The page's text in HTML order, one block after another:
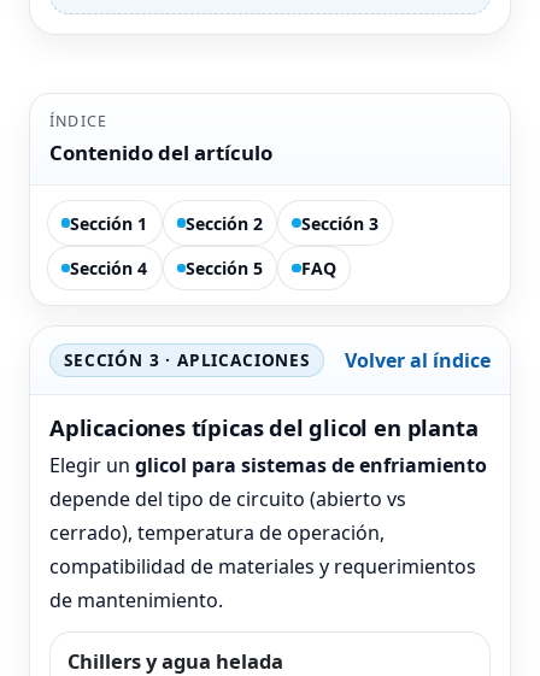
ÍNDICE
Contenido del artículo
Sección 1 Sección 2
Sección 3
Sección 4
Sección 5 FAQ
SECCIÓN 3 · APLICACIONES Volver al índice
Aplicaciones típicas del glicol en planta
Elegir un glicol para sistemas de enfriamiento
depende del tipo de circuito (abierto vs
cerrado), temperatura de operación,
compatibilidad de materiales y requerimientos
de mantenimiento.
Chillers y agua helada